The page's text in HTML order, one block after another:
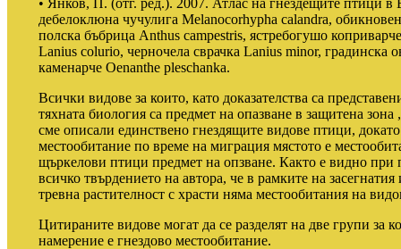
дебелоклюна чучулига Melanocorhypha calandra,
полска бъбрица Anthus campestris, ястребогушо
Lanius colurio, черночела сврачка Lanius minor, градинска
каменарче Oenanthe pleschanka.
Всички видове за които, като доказателства са
тяхната биология са предмет на опазване в защитена
сме описали единствено гнездящите видове птици,
местообитание по време на миграция мястото е
щъркелови птици предмет на опзване. Както е видно при
всичко твърдението на автора, че в рамките на
тревна растителност с храсти няма местообитания на
Цитираните видове могат да се разделят на две групи за
намерение е гнездово местообитание.